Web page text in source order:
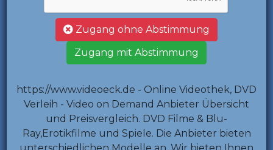
Zugang ohne Abstimmung
Zugang mit Abstimmung
https://www.videoeck.de - Online Videothek, DVD
Verleih - Video on Demand Anbieter Übersicht
und Preisvergleich. DVD Filme & Blu-
Ray,Erotikfilme und Spiele. Die Anbieter bieten